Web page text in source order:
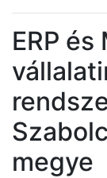
ERP és
megye